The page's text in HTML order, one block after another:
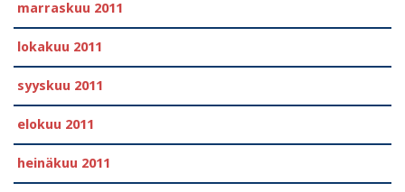
marraskuu 2011
lokakuu 2011
syyskuu 2011
elokuu 2011
heinäkuu 2011